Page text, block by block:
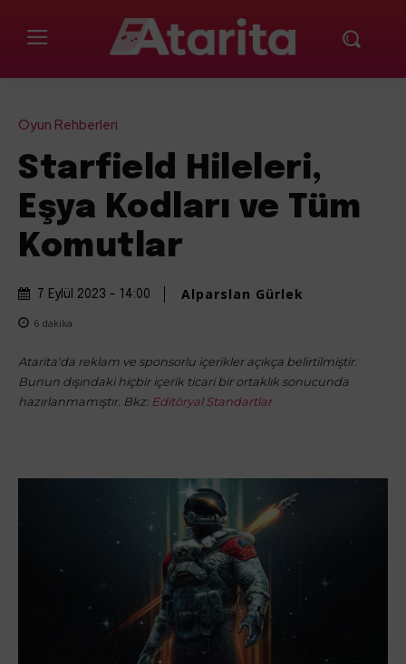
Oyun Rehberleri
Starfield Hileleri,
Eşya Kodları ve Tüm
Komutlar
7 Eylül 2023 - 14:00 Alparslan Gürlek
6 dakika
Atarita'da reklam ve sponsorlu içerikler açıkça belirtilmiştir.
Bunun dışındaki hiçbir içerik ticari bir ortaklık sonucunda
hazırlanmamıştır. Bkz: Editöryal Standartlar